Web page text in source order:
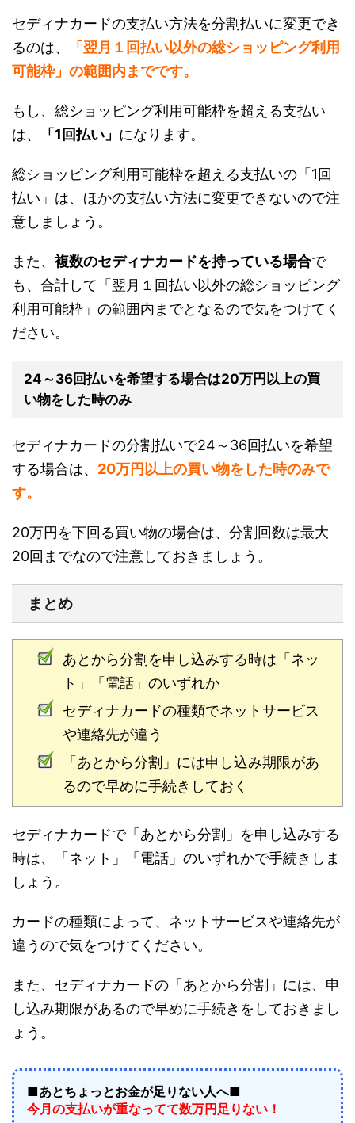
セディナカードの支払い方法を分割払いに変更でき
るのは、
「翌月１回払い以外の総ショッピング利用
可能枠」の範囲内までです。
もし、総ショッピング利用可能枠を超える支払い
は、
「1回払い」 になります。
総ショッピング利用可能枠を超える支払いの「1回
払い」は、ほかの支払い方法に変更できないので注
意しましょう。
また、 複数のセディナカードを持っている場合で
も、合計して「翌月１回払い以外の総ショッピング
利用可能枠」の範囲内までとなるので気をつけてく
ださい。
24～36回払いを希望する場合は20万円以上の買
い物をした時のみ
セディナカードの分割払いで24～36回払いを希望
する場合は、 20万円以上の買い物をした時のみで
す。
20万円を下回る買い物の場合は、分割回数は最大
20回までなので注意しておきましょう。
まとめ
あとから分割を申し込みする時は「ネッ
ト」「電話」のいずれか
セディナカードの種類でネットサービス
や連絡先が違う
「あとから分割」には申し込み期限があ
るので早めに手続きしておく
セディナカードで「あとから分割」を申し込みする
時は、「ネット」「電話」のいずれかで手続きしま
しょう。
カードの種類によって、ネットサービスや連絡先が
違うので気をつけてください。
また、セディナカードの「あとから分割」には、申
し込み期限があるので早めに手続きをしておきまし
ょう。
■あとちょっとお金が足りない人へ■
今月の支払いが重なってて数万円足りない！